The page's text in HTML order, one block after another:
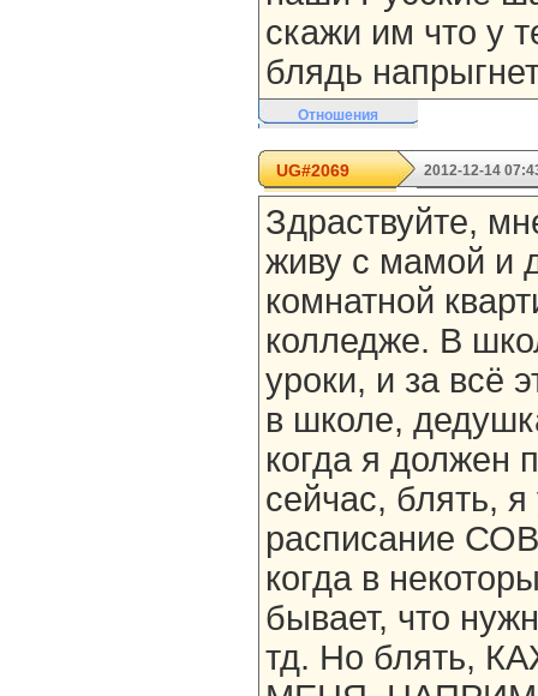
скажи им что у
блядь
Отношения
UG#2069 2012-12-14
Здраствуйте,
живу с мамой и
комнатной
колледже. В
уроки, и за всё
в школе,
когда я должен
сейчас, блять,
расписание
когда в
бывает, что
тд. Но блять,